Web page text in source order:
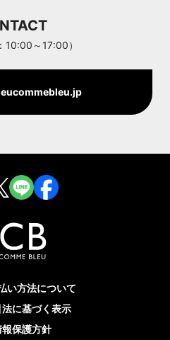
10:00～17:00）
い方法について
に基づく表示
保護方針